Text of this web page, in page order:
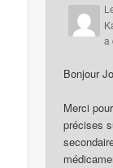
a
Bonjour
Merci
précises